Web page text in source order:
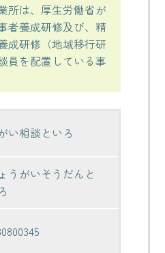
所は、厚生労働省が
者養成研修及び、精
成研修（地域移行研
員を配置している事
い相談といろ
うがいそうだんと